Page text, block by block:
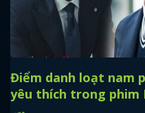
Điểm danh loạt nam
yêu thích trong phim